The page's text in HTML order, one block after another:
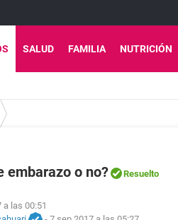
SALUD FAMILIA NUTRICIÓN
embarazo o no? Resuelto
a las 00:51